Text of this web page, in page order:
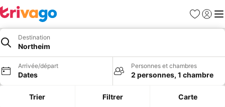
Favoris
Se
Destination
Northeim
Arrivée/départ
Dates
Personnes et chambres
2 personnes, 1 chambre
Trier Filtrer Carte